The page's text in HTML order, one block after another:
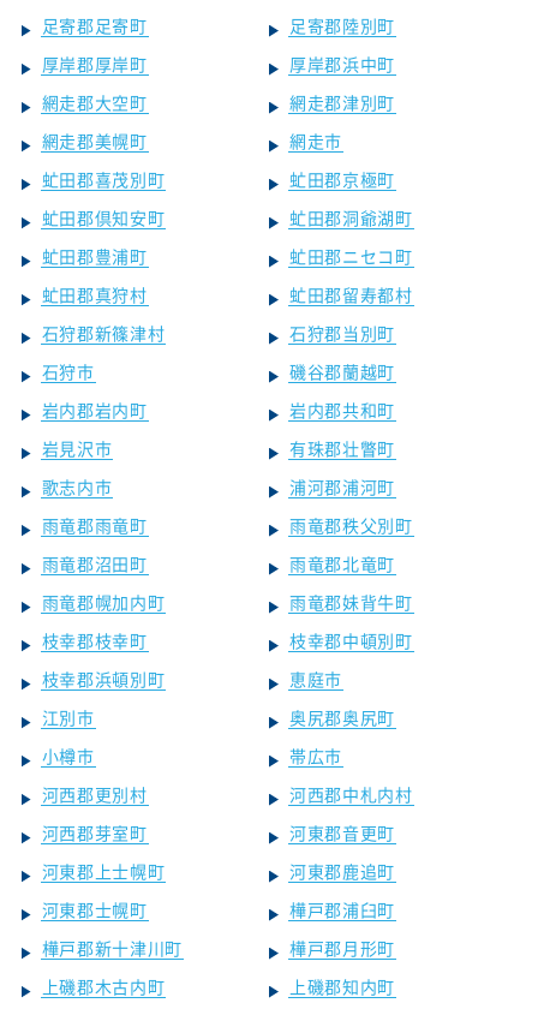
足寄郡足寄町
足寄郡陸別町
厚岸郡厚岸町
厚岸郡浜中町
網走郡大空町
網走郡津別町
網走郡美幌町
網走市
虻田郡喜茂別町
虻田郡京極町
虻田郡倶知安町
虻田郡洞爺湖町
虻田郡豊浦町
虻田郡ニセコ町
虻田郡真狩村
虻田郡留寿都村
石狩郡新篠津村
石狩郡当別町
石狩市
磯谷郡蘭越町
岩内郡岩内町
岩内郡共和町
岩見沢市
有珠郡壮瞥町
歌志内市
浦河郡浦河町
雨竜郡雨竜町
雨竜郡秩父別町
雨竜郡沼田町
雨竜郡北竜町
雨竜郡幌加内町
雨竜郡妹背牛町
枝幸郡枝幸町
枝幸郡中頓別町
枝幸郡浜頓別町
恵庭市
江別市
奥尻郡奥尻町
小樽市
帯広市
河西郡更別村
河西郡中札内村
河西郡芽室町
河東郡音更町
河東郡上士幌町
河東郡鹿追町
河東郡士幌町
樺戸郡浦臼町
樺戸郡新十津川町
樺戸郡月形町
上磯郡木古内町
上磯郡知内町